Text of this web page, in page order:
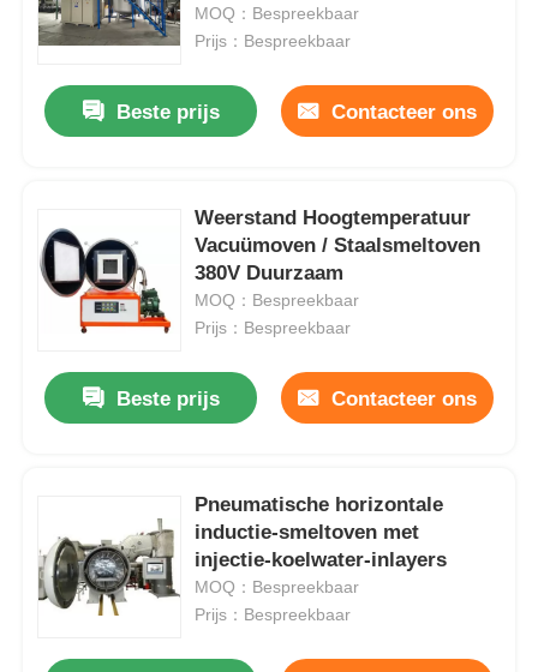
MOQ：Bespreekbaar
Prijs：Bespreekbaar
Beste prijs Contacteer ons
Weerstand Hoogtemperatuur
Vacuümoven / Staalsmeltoven
380V Duurzaam
MOQ：Bespreekbaar
Prijs：Bespreekbaar
Beste prijs Contacteer ons
Pneumatische horizontale
inductie-smeltoven met
injectie-koelwater-inlayers
MOQ：Bespreekbaar
Prijs：Bespreekbaar